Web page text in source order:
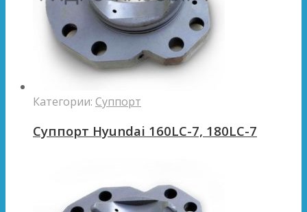
Категории: Суппорт
Суппорт Hyundai 160LC-7, 180LC-7